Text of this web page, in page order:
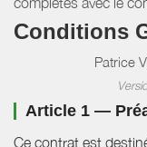
Conditions
Patrice
Article 1 —
Ce contrat est